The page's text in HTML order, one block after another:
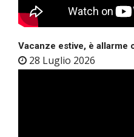
Vacanze estive, è allarme
28 Luglio 2026